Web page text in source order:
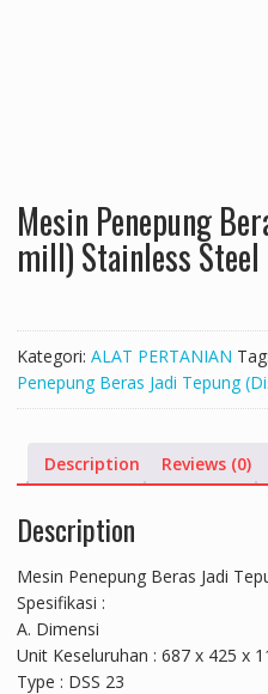
Mesin Penepung
mill) Stainless Steel
Kategori: ALAT PERTANIAN Tag:
Penepung Beras Jadi Tepung
Description Reviews (0)
Description
Mesin Penepung Beras Jadi
Spesifikasi :
A. Dimensi
Unit Keseluruhan : 687 x 425 x
Type : DSS 23